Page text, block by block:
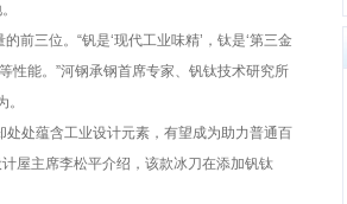
三位。“钒是‘现代工业味精’，钛是‘第三金
性能。”河钢承钢首席专家、钒钛技术研究所
处蕴含工业设计元素，有望成为助力普通百
屋主席李松平介绍，该款冰刀在添加钒钛